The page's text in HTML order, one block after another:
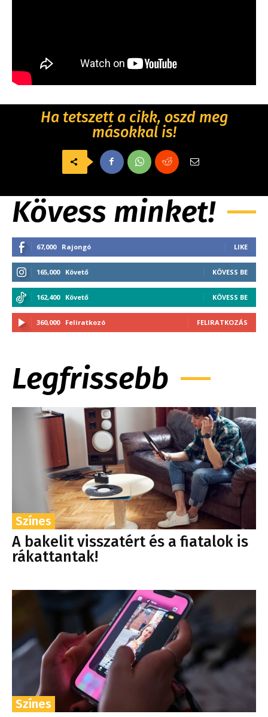
Ha tetszett a cikk, oszd meg
másokkal is!
Kövess minket!
67,000 Rajongó LIKE
165,000 Követő KÖVESS BE
162,400 Követő KÖVESS BE
360,000 Feliratkozó FELIRATKOZÁS
Legfrissebb
Színes
A bakelit visszatért és a fiatalok is
rákattantak!
Színes